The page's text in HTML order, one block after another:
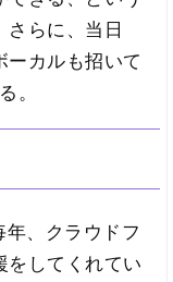
さらに、当日
ーカルも招いて
。
、クラウドフ
をしてくれてい